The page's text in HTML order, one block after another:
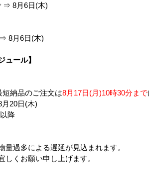
Kieni
26年クロッ
⇒ 8月6日(木)
8月6日(木)
ュール】
納品のご注文は8月17日(月)10時30分まで
20日(木)
降
過多による遅延が見込まれます。
くお願い申し上げます。